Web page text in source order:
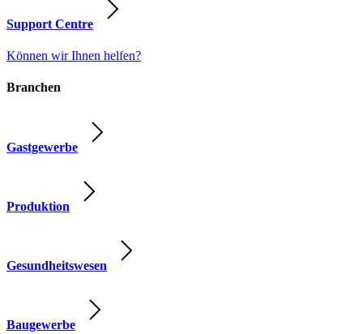
Support Centre
Können wir Ihnen helfen?
Branchen
Gastgewerbe
Produktion
Gesundheitswesen
Baugewerbe